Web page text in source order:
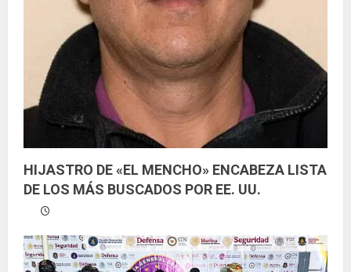
HIJASTRO DE «EL MENCHO» ENCABEZA LISTA
DE LOS MÁS BUSCADOS POR EE. UU.